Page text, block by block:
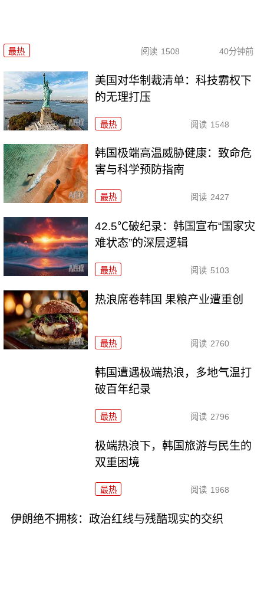
最热 阅读 1508 40分钟前
美国对华制裁清单：科技霸权下
的无理打压
最热 阅读 1548
韩国极端高温威胁健康：致命危
害与科学预防指南
最热 阅读 2427
42.5℃破纪录：韩国宣布“国家灾
难状态”的深层逻辑
最热 阅读 5103
热浪席卷韩国 果粮产业遭重创
最热 阅读 2760
韩国遭遇极端热浪，多地气温打
破百年纪录
最热 阅读 2796
极端热浪下，韩国旅游与民生的
双重困境
最热 阅读 1968
伊朗绝不拥核：政治红线与残酷现实的交织